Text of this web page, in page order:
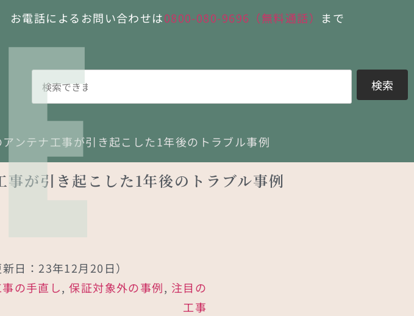
お電話によるお問い合わせは0800-080-9696（無料通話） まで
検索
ンテナ工事が引き起こした1年後のトラブル事例
が引き起こした1年後のトラブル事例
新日：23年12月20日）
の手直し,保証対象外の事例, 注目の
工事